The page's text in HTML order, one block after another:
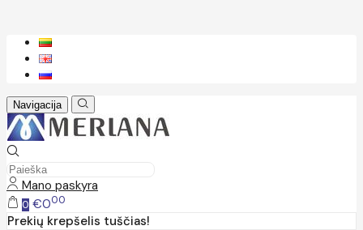
Navigacija
Mano paskyra
0 €000
Prekių krepšelis tuščias!